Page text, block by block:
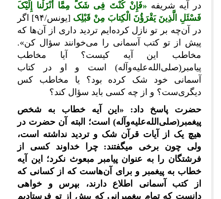
در آیه شریفه «فَإِنْ کُنْتَ فِی شَکٍّ مِمَّا أَنْزَلْنا إِلَیْکَ
فَسْئَلِ الَّذِینَ یَقْرَؤُنَ الْکِتابَ مِنْ قَبْلِک
[یونس/۹۴] اگر
در آن‌چه بر تو نازل کرده‏‌ایم تردید داری از آن‌ها که
پیش از تو کتب آسمانی را می‏‌خوانند سؤال کن».
مخاطب این آیه کیست؟ آیا مخاطب
پیامبر(صلی‌الله‌علیه‌وآله) است و او در کتاب
آسمانی خود شک کرده بود؟ یا مخاطب کس
دیگری‌ست؟ و از چه کسی باید سؤال کند؟
حضرت پاسخ داد: «این آیه خطاب به شخص
پیغمبر(صلی‌الله‌علیه‌وآله) است؛ البته آن حضرت در
هیچ یک از آیات قرآن شک و تردید نداشته است،
ولی چون برخی می‎گفتند: چرا خداوند کسی از
فرشتگان را به عنوان پیامبر مبعوث نکرد؛ این آیه
خطاب به پیغمبر و برای آن‌هاست که از کسانی که
از کتب آسمانی اطلاع دارند، بپرس و خواهی
دانست که تمام پیغمبرانی که پیش از تو فرستادیم